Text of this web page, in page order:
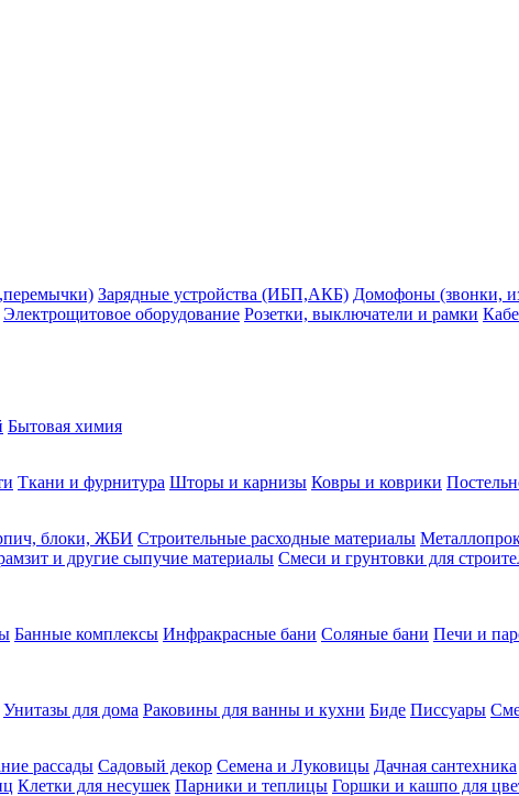
Зарядные устройства (ИБП,АКБ) Домофоны (звонки,
Электрощитовое оборудование Розетки, выключатели и рамки
Бытовая химия
Ткани и фурнитура Шторы и карнизы Ковры и коврики
блоки, ЖБИ Строительные расходные материалы
и другие сыпучие материалы Смеси и грунтовки для
Банные комплексы Инфракрасные бани Соляные бани Печи и
Унитазы для дома Раковины для ванны и кухни Биде Писсуары
рассады Садовый декор Семена и Луковицы Дачная сантехника
Клетки для несушек Парники и теплицы Горшки и кашпо для